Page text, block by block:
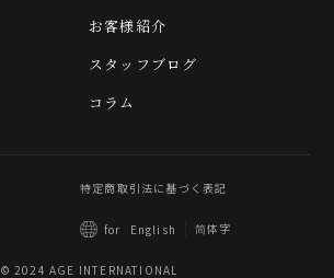
お客様紹介
スタッフブログ
コラム
特定商取引法に基づく表記
for English 简体字
© 2024 AGE INTERNATIONAL